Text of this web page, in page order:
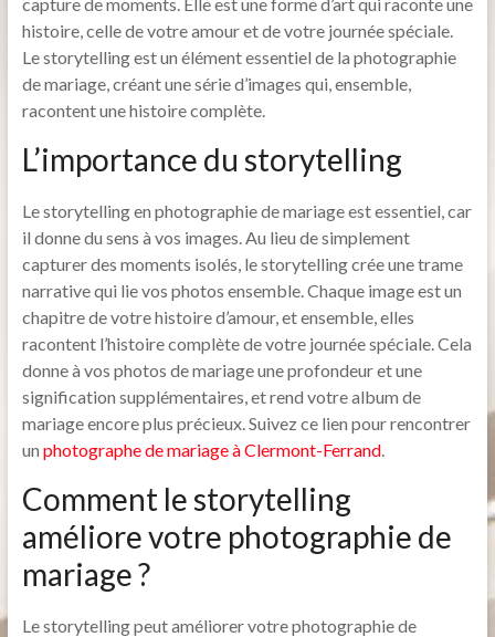
histoire, celle de votre amour et de votre journée spéciale.
Le storytelling est un élément essentiel de la photographie
de mariage, créant une série d’images qui, ensemble,
racontent une histoire complète.
L’importance du storytelling
Le storytelling en photographie de mariage est essentiel, car
il donne du sens à vos images. Au lieu de simplement
capturer des moments isolés, le storytelling crée une trame
narrative qui lie vos photos ensemble. Chaque image est un
chapitre de votre histoire d’amour, et ensemble, elles
racontent l’histoire complète de votre journée spéciale. Cela
donne à vos photos de mariage une profondeur et une
signification supplémentaires, et rend votre album de
mariage encore plus précieux. Suivez ce lien pour rencontrer
un photographe de mariage à Clermont-Ferrand.
Comment le storytelling
améliore votre photographie de
mariage ?
Le storytelling peut améliorer votre photographie de